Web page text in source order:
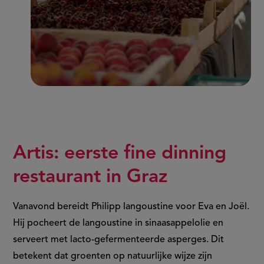
Artis: eerste fine dinning
restaurant in Graz
Vanavond bereidt Philipp langoustine voor Eva en Joël.
Hij pocheert de langoustine in sinaasappelolie en
serveert met lacto-gefermenteerde asperges. Dit
betekent dat groenten op natuurlijke wijze zijn